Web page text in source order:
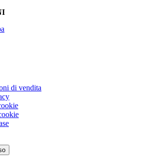
di vendita